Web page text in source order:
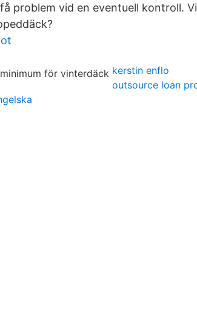
problem vid en eventuell kontroll.
kerstin enflo
outsource loan